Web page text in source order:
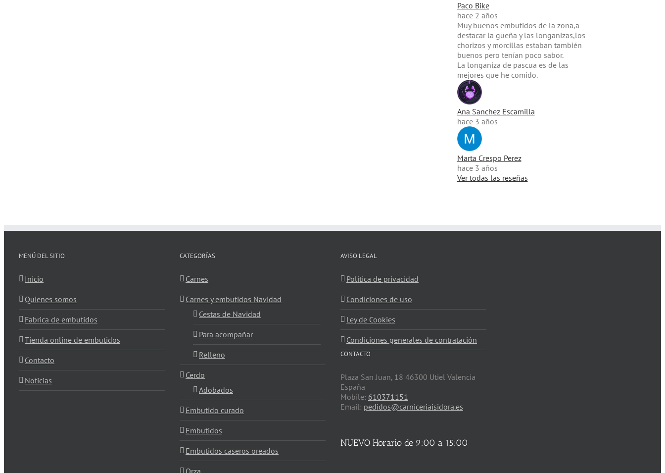
Paco Bike
hace 2 años
Muy buenos embutidos de la zona,a
destacar la güeña y las longanizas,los
chorizos y morcillas estaban también
buenos pero tenían poco sabor.
La longaniza de pascua es de las
mejores que he comido.
Ana Sanchez Escamilla
hace 3 años
Marta Crespo Perez
hace 3 años
Ver todas las reseñas
MENÚ DEL SITIO
Inicio
Quienes somos
Fabrica de embutidos
Tienda online de embutidos
Contacto
Noticias
CATEGORÍAS
Carnes
Carnes y embutidos Navidad
Cestas de Navidad
Para acompañar
Relleno
Cerdo
Adobados
Embutido curado
Embutidos
Embutidos caseros oreados
AVISO LEGAL
Política de privacidad
Condiciones de uso
Ley de Cookies
Condiciones generales de contratación
CONTACTO
Plaza San Juan, 18 46300 Utiel Valencia
España
Mobile: 610371151
Email: pedidos@carniceriaisidora.es
NUEVO Horario de 9:00 a 15:00